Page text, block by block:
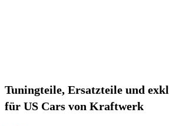
Tuningteile, Ersatzteile und
für US Cars von Kraftwerk